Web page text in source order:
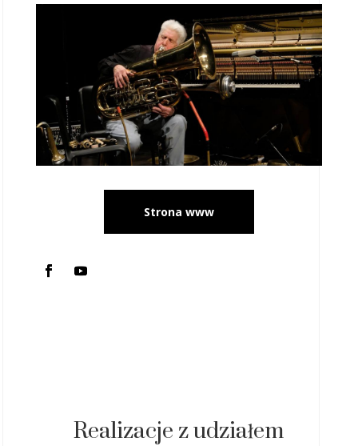
Strona www
Realizacje z udziałem